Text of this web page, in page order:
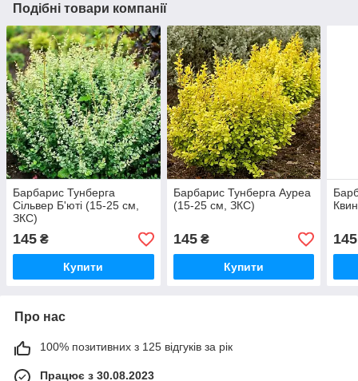
Подібні товари компанії
Барбарис Тунберга
Сільвер Б'юті (15-25 см,
ЗКС)
145 ₴
Купити
Барбарис Тунберга Ауреа
(15-25 см, ЗКС)
145₴
Купити
145
Про нас
100% позитивних з 125 відгуків за рік
Працює з 30.08.2023